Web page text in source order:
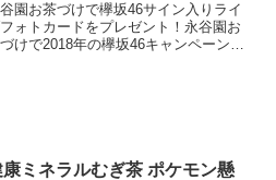
園お茶づけで欅坂46サイン入りライ
ォトカードをプレゼント！永谷園お
けで2018年の欅坂46キャンペーンを
康ミネラルむぎ茶 ポケモン懸